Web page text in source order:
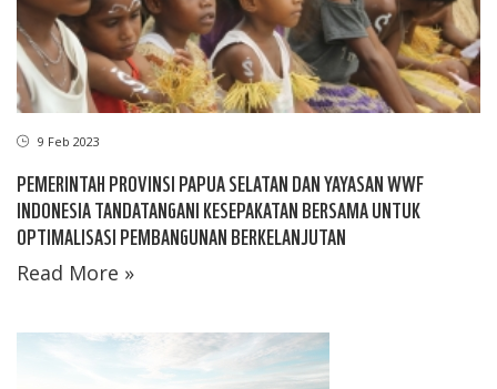
9 Feb 2023
PEMERINTAH PROVINSI PAPUA SELATAN DAN YAYASAN WWF
INDONESIA TANDATANGANI KESEPAKATAN BERSAMA UNTUK
OPTIMALISASI PEMBANGUNAN BERKELANJUTAN
Read More »